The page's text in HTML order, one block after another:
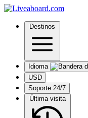
Destinos
Idioma
USD
Soporte 24/7
Última visita